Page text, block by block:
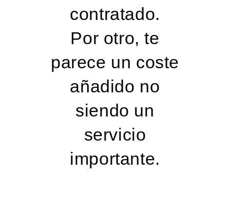
contratado.
Por otro, te
parece un coste
añadido no
siendo un
servicio
importante.